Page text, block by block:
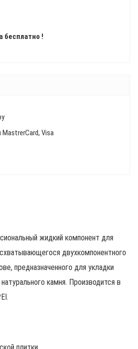
бесплатно !
Visa
жидкий компонент для
двухкомпонентного
предназначенного для укладки
камня. Производится в